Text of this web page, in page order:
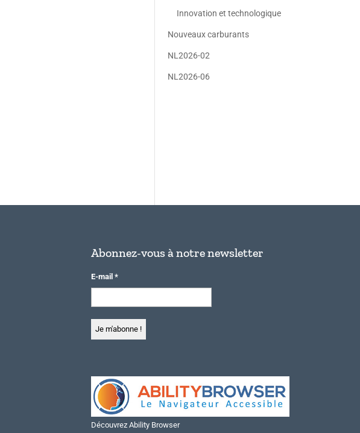
Innovation et technologique
Nouveaux carburants
NL2026-02
NL2026-06
Abonnez-vous à notre newsletter
E-mail *
Découvrez Ability Browser